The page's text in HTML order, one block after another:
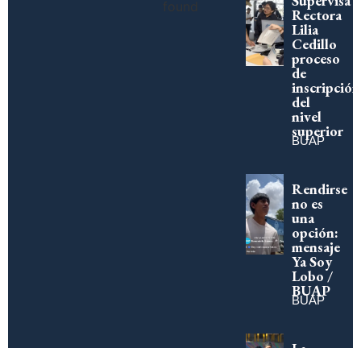
found Rectora
Lilia
Cedillo
proceso
de
inscripción
del
nivel
superior
BUAP
Rendirse
no es
una
opción:
mensaje
Ya Soy
Lobo /
BUAP
BUAP